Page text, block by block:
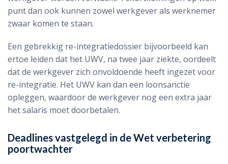
punt dan ook kunnen zowel werkgever als werknemer
zwaar komen te staan.
Een gebrekkig re-integratiedossier bijvoorbeeld kan
ertoe leiden dat het UWV, na twee jaar ziekte, oordeelt
dat de werkgever zich onvoldoende heeft ingezet voor
re-integratie. Het UWV kan dan een loonsanctie
opleggen, waardoor de werkgever nog een extra jaar
het salaris moet doorbetalen.
Deadlines vastgelegd in de Wet verbetering
poortwachter